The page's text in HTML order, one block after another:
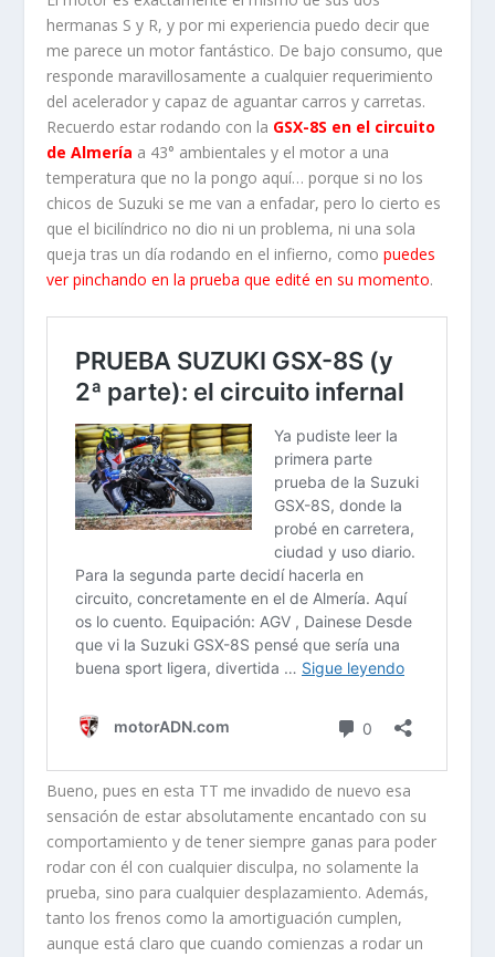
hermanas S y R, y por mi experiencia puedo decir que
me parece un motor fantástico. De bajo consumo, que
responde maravillosamente a cualquier requerimiento
del acelerador y capaz de aguantar carros y carretas.
Recuerdo estar rodando con la GSX-8S en el circuito
de Almería a 43° ambientales y el motor a una
temperatura que no la pongo aquí… porque si no los
chicos de Suzuki se me van a enfadar, pero lo cierto es
que el bicilíndrico no dio ni un problema, ni una sola
queja tras un día rodando en el infierno, comopuedes
ver pinchando en la prueba que edité en su momento.
Bueno, pues en esta TT me invadido de nuevo esa
sensación de estar absolutamente encantado con su
comportamiento y de tener siempre ganas para poder
rodar con él con cualquier disculpa, no solamente la
prueba, sino para cualquier desplazamiento. Además,
tanto los frenos como la amortiguación cumplen,
aunque está claro que cuando comienzas a rodar un